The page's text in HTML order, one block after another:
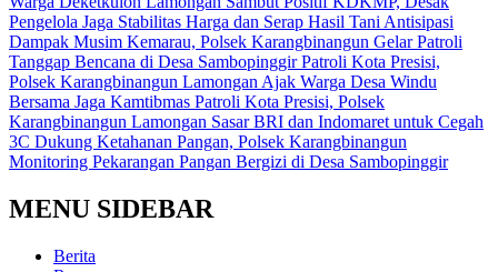
Pengelola Jaga Stabilitas Harga dan Serap Hasil Tani Antisipasi
Dampak Musim Kemarau, Polsek Karangbinangun Gelar Patroli
Tanggap Bencana di Desa SambopinggirPatroli Kota Presisi,
Polsek Karangbinangun Lamongan Ajak Warga Desa Windu
Bersama Jaga Kamtibmas Patroli Kota Presisi, Polsek
Karangbinangun Lamongan Sasar BRI dan Indomaret untuk Cegah
3C Dukung Ketahanan Pangan, Polsek Karangbinangun
Monitoring Pekarangan Pangan Bergizi di Desa Sambopinggir
MENU SIDEBAR
Berita